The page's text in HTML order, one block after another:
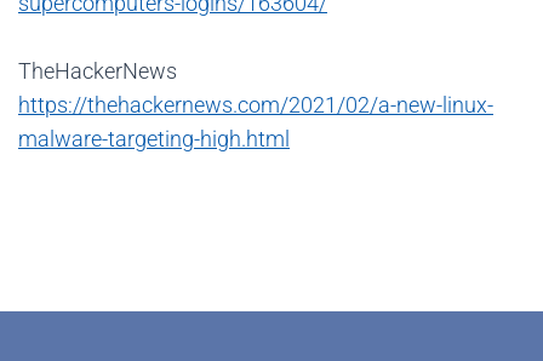
TheHackerNews
https://thehackernews.com/2021/02/a-new-linux-
malware-targeting-high.html